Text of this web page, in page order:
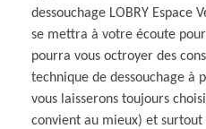
dessouchage LOBRY Espace
se mettra à votre écoute
pourra vous octroyer des
technique de dessouchage à
vous laisserons toujours
convient au mieux) et surtout